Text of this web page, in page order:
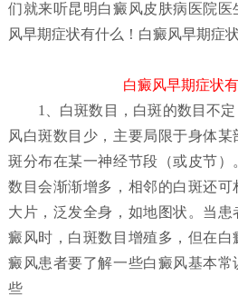
们就来听昆明白癜风皮肤病医院
风早期症状有什么！白癜风早期症
白癜风早期症状
1、白斑数目，白斑的数目不定
风白斑数目少，主要局限于身体
斑分布在某一神经节段（或皮节
数目会渐渐增多，相邻的白斑还
大片，泛发全身，如地图状。当
癜风时，白斑数目增殖多，但在白
癜风患者要了解一些白癜风基本
些